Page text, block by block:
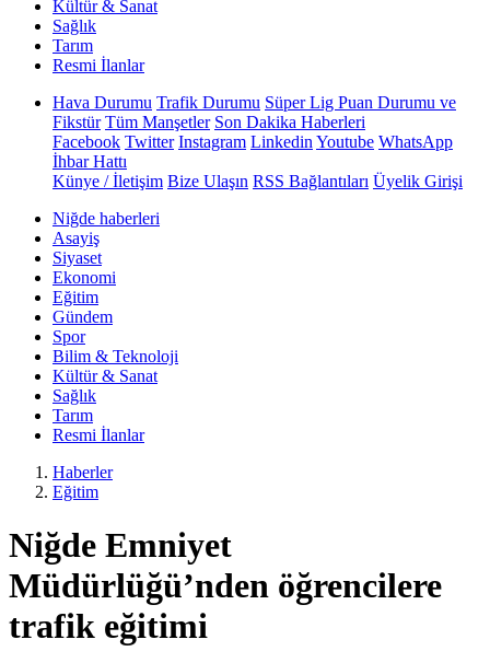
Kültür & Sanat
Sağlık
Tarım
Resmi İlanlar
Hava Durumu Trafik Durumu Süper Lig Puan Durumu ve
Fikstür Tüm Manşetler Son Dakika Haberleri
Facebook Twitter Instagram Linkedin Youtube WhatsApp
İhbar Hattı
Künye / İletişim Bize Ulaşın RSS Bağlantıları Üyelik Girişi
Niğde haberleri
Asayiş
Siyaset
Ekonomi
Eğitim
Gündem
Spor
Bilim & Teknoloji
Kültür & Sanat
Sağlık
Tarım
Resmi İlanlar
Haberler
Eğitim
Niğde Emniyet
Müdürlüğü’nden öğrencilere
trafik eğitimi